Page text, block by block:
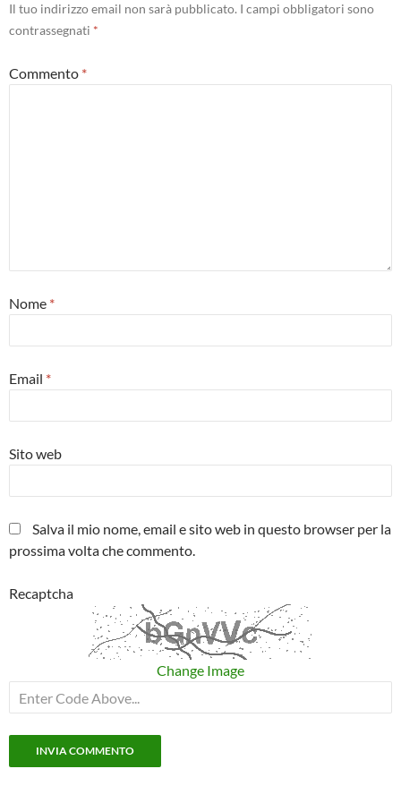
Il tuo indirizzo email non sarà pubblicato. I campi obbligatori sono
contrassegnati *
Commento *
Nome *
Email *
Sito web
Salva il mio nome, email e sito web in questo browser per la
prossima volta che commento.
Recaptcha
Change Image